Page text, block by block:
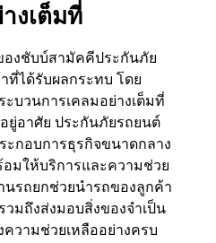
งเต็มที่
งชับบ์สามัคคีประกันภัย
ที่ได้รับผลกระทบ โดย
บวนการเคลมอย่างเต็มที่
ยู่อาศัย ประกันภัยรถยนต์
ะกอบการธุรกิจขนาดกลาง
อมให้บริการและความช่วย
นรถยกช่วยนำรถของลูกค้า
มถึงส่งมอบสิ่งของจำเป็น
ความช่วยเหลืออย่างครบ